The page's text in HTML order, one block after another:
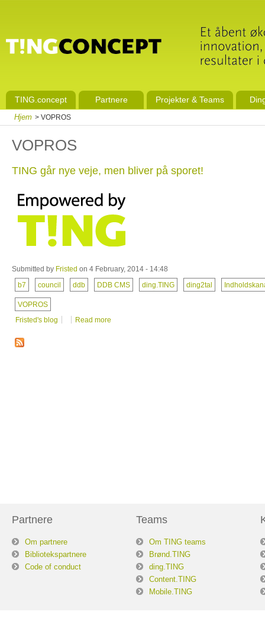
TING.concept Partnere Projekter & Teams
Hjem > VOPROS
VOPROS
TING går nye veje, men bliver på sporet!
Submitted by Fristed on 4 February, 2014 - 14:48
b7 council ddb DDB CMS ding.TING ding2tal
VOPROS
Fristed's blog
Read more
Partnere
Om partnere
Bibliotekspartnere
Code of conduct
Teams
Om TING teams
Brønd.TING
ding.TING
Content.TING
Mobile.TING